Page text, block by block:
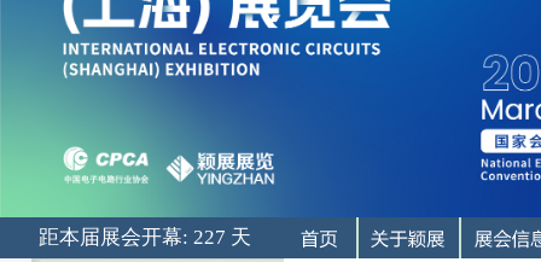
距本届展会开幕: 227 天